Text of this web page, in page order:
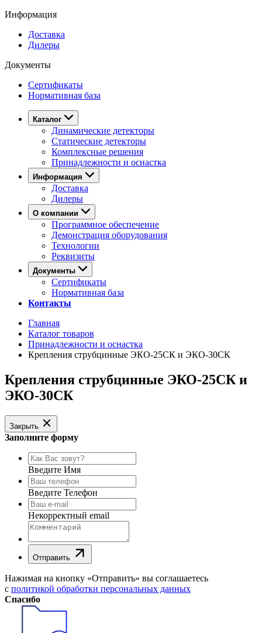
Информация
Доставка
Дилеры
Документы
Сертификаты
Нормативная база
Каталог
Динамические детекторы
Статические детекторы
Комплексные решения
Принадлежности и оснастка
Информация
Доставка
Дилеры
О компании
Программное обеспечение
Демонстрация оборудования
Технологии
Реквизиты
Документы
Сертификаты
Нормативная база
Контакты
Главная
Каталог товаров
Принадлежности и оснастка
Крепления струбцинные ЭКО-25СК и ЭКО-30СК
Крепления струбцинные ЭКО-25СК и
ЭКО-30СК
Закрыть
Заполните форму
Введите Имя
Введите Телефон
Некорректный email
Отправить
Нажимая на кнопку «Отправить» вы соглашаетесь
с политикой обработки персональных данных
Спасибо